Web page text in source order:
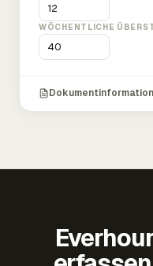
WÖCHENTLICHE